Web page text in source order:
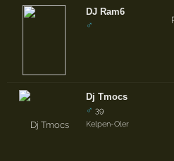
DJ Ram6
♂
Dj Tmocs
♂ 39
Kelpen-Oler